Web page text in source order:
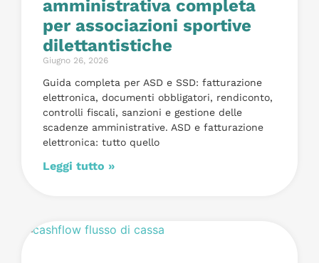
amministrativa completa
per associazioni sportive
dilettantistiche
Giugno 26, 2026
Guida completa per ASD e SSD: fatturazione
elettronica, documenti obbligatori, rendiconto,
controlli fiscali, sanzioni e gestione delle
scadenze amministrative. ASD e fatturazione
elettronica: tutto quello
Leggi tutto »